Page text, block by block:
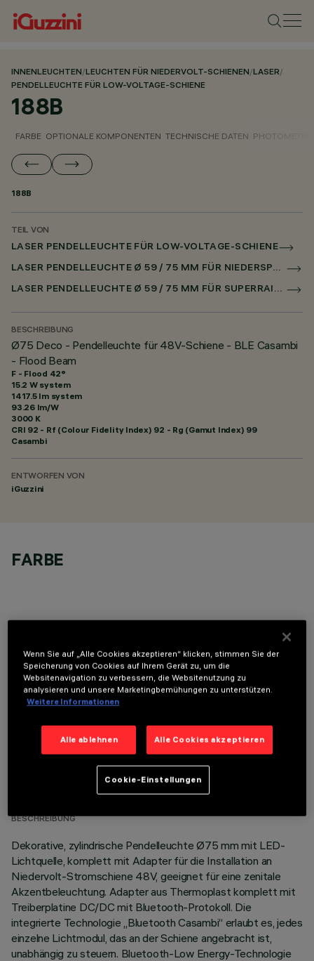
INNENLEUCHTEN/LEUCHTEN FÜR NIEDERVOLT-SCHIENEN/LASER/
PENDELLEUCHTE FÜR LOW-VOLTAGE-SCHIENE
188B
FARBE OPTIONALE KOMPONENTEN TECHNISCHE DATEN
188B
TEIL VON
LASER PENDELLEUCHTE FÜR LOW-VOLTAGE-SCHIENE
LASER PENDELLEUCHTE Ø 59 / 75 MM FÜR NIEDERSPANNUNGSSCHIENE CASAMBI
LASER PENDELLEUCHTE Ø 59 / 75 MM FÜR SUPERRAIL CASAMBI
BESCHREIBUNG
Ø75 Deco - Pendelleuchte für 48V-Schiene - BLE Casambi
- Flood Beam
F - Flood 42°
15.2 W system
1417.5 lm system
93.26 lm/W
3000 K
CRI 92 - Rf (Colour Fidelity Index) 92 - Rg (Gamut Index) 99
Casambi
ENTWORFEN VON
iGuzzini
FARBE
OPTIONALE KOMPONENTEN
TECHNISCHE DATEN
LETZTES UPDATE: 07.08.2026
BESCHREIBUNG
Dekorative, zylindrische Pendelleuchte Ø75 mm mit LED-
Lichtquelle, komplett mit Adapter für die Installation an
Niedervolt-Stromschiene 48V, geeignet für eine zenitale
Akzentbeleuchtung. Adapter aus Thermoplast komplett mit
Treiberplatine DC/DC mit Bluetooth-Protokoll. Die
integrierte Technologie „Bluetooth Casambi“ erlaubt es, jedes
einzelne Lichtmodul, das an der Schiene angebracht ist,
unabhängig zu steuern. Bluetooth-Low Energy-Technologie
Wenn Sie auf „Alle Cookies akzeptieren“ klicken, stimmen Sie der
Speicherung von Cookies auf Ihrem Gerät zu, um die
Websitenavigation zu verbessern, die Websitenutzung zu
analysieren und unsere Marketingbemühungen zu unterstützen.
Weitere Informationen
Alle ablehnen Alle Cookies akzeptieren
Cookie-Einstellungen